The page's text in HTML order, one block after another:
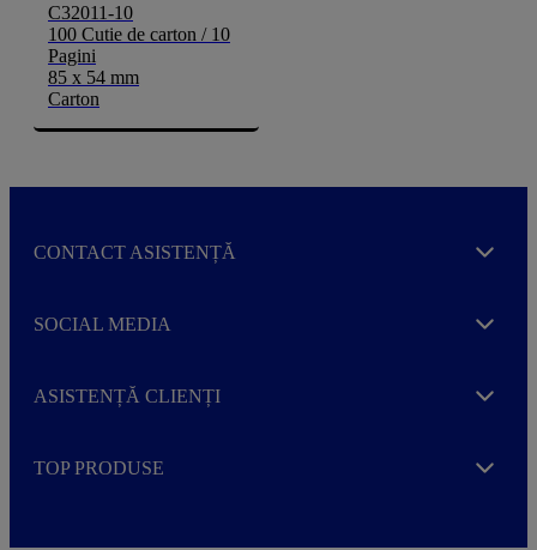
C32011-10
100 Cutie de carton / 10
Pagini
85 x 54 mm
Carton
CONTACT ASISTENȚĂ Expand
SOCIAL MEDIA Expand
ASISTENȚĂ CLIENȚI Expand
TOP PRODUSE Expand